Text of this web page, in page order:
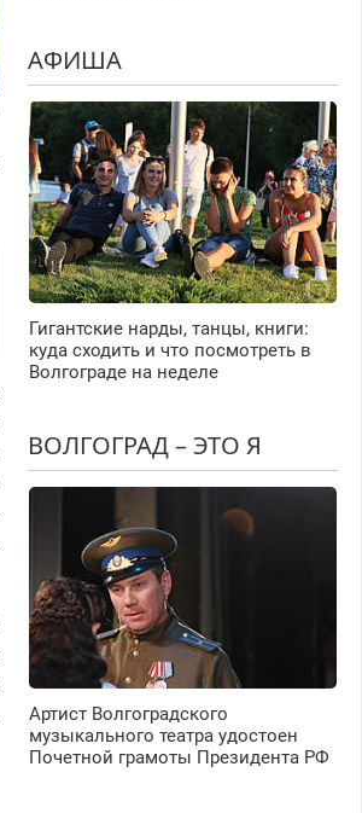
АФИША
Гигантские нарды, танцы, книги:
куда сходить и что посмотреть в
Волгограде на неделе
ВОЛГОГРАД – ЭТО Я
Артист Волгоградского
музыкального театра удостоен
Почетной грамоты Президента РФ